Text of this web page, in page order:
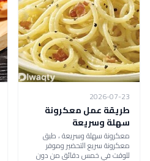
2026-07-23
طريقة عمل معكرونة
سهلة وسريعة
معكرونة سهلة وسريعة ، طبق
معكرونة سريع التحضير وموفر
للوقت في خمس دقائق من دون